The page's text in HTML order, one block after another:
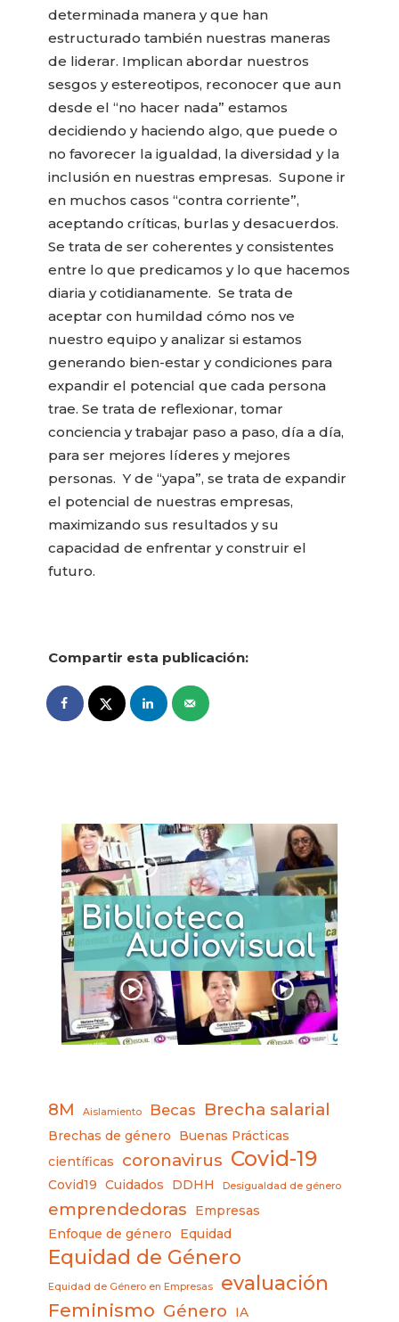
determinada manera y que han
estructurado también nuestras maneras
de liderar. Implican abordar nuestros
sesgos y estereotipos, reconocer que aun
desde el “no hacer nada” estamos
decidiendo y haciendo algo, que puede o
no favorecer la igualdad, la diversidad y la
inclusión en nuestras empresas. Supone ir
en muchos casos “contra corriente”,
aceptando críticas, burlas y desacuerdos.
Se trata de ser coherentes y consistentes
entre lo que predicamos y lo que hacemos
diaria y cotidianamente. Se trata de
aceptar con humildad cómo nos ve
nuestro equipo y analizar si estamos
generando bien-estar y condiciones para
expandir el potencial que cada persona
trae. Se trata de reflexionar, tomar
conciencia y trabajar paso a paso, día a día,
para ser mejores líderes y mejores
personas. Y de “yapa”, se trata de expandir
el potencial de nuestras empresas,
maximizando sus resultados y su
capacidad de enfrentar y construir el
futuro.
Compartir esta publicación:
8M Aislamiento Becas Brecha salarial
Brechas de género
Buenas Prácticas
científicas
coronavirus Covid-19
Covid19 Cuidados DDHH Desigualdad de género
emprendedoras
Empresas
Enfoque de género
Equidad
Equidad de Género
Equidad de Género en Empresas evaluación
Feminismo Género IA